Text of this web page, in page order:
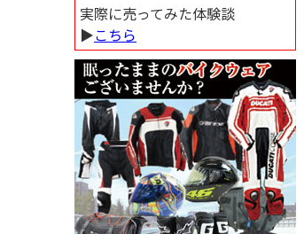
実際に売ってみた体験談
▶︎こちら